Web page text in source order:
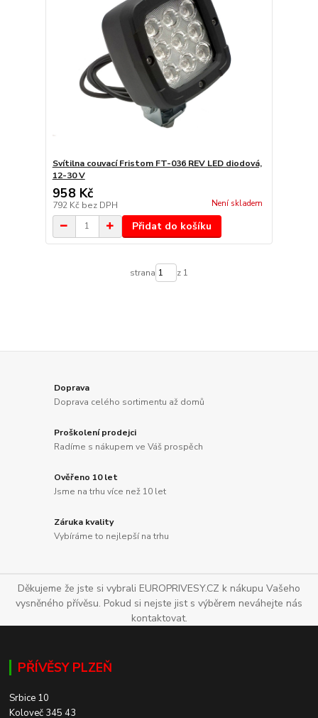
Svítilna couvací Fristom FT-036 REV LED diodová,
12-30 V
958 Kč
792 Kč bez DPH Není skladem
Přidat do košíku
strana z 1
Doprava
Doprava celého sortimentu až domů
Proškolení prodejci
Radíme s nákupem ve Váš prospěch
Ověřeno 10 let
Jsme na trhu více než 10 let
Záruka kvality
Vybíráme to nejlepší na trhu
Děkujeme že jste si vybrali EUROPRIVESY.CZ k nákupu Vašeho
vysněného přívěsu. Pokud si nejste jist s výběrem neváhejte nás
kontaktovat.
PŘÍVĚSY PLZEŇ
Srbice 10
Koloveč 345 43